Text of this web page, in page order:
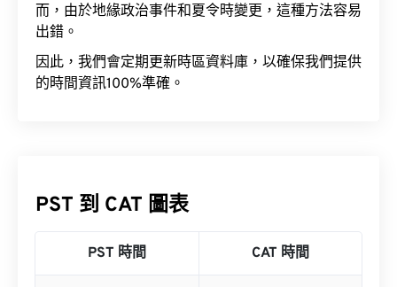
而，由於地緣政治事件和夏令時變更，這種方法容易
出錯。
因此，我們會定期更新時區資料庫，以確保我們提供
的時間資訊100%準確。
PST 到 CAT 圖表
PST 時間 CAT 時間